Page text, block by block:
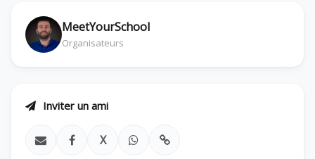
MeetYourSchool
Organisateurs
Inviter un ami
X